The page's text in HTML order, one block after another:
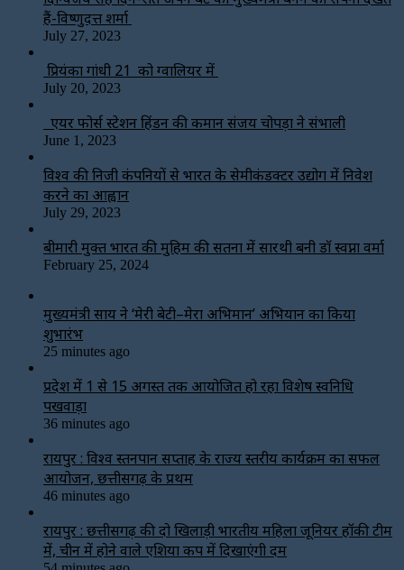
हैं-विष्णुदत्त शर्मा
July 27, 2023
प्रियंका गांधी 21 को ग्वालियर में
July 20, 2023
एयर फोर्स स्टेशन हिंडन की कमान संजय चोपड़ा ने संभाली
June 1, 2023
विश्‍व की निजी कंपनियों से भारत के सेमीकंडक्टर उद्योग में निवेश
करने का आह्वान
July 29, 2023
बीमारी मुक्त भारत की मुहिम की सतना में सारथी बनी डाॅ स्वप्ना वर्मा
February 25, 2024
मुख्यमंत्री साय ने ‘मेरी बेटी–मेरा अभिमान’ अभियान का किया
शुभारंभ
25 minutes ago
प्रदेश में 1 से 15 अगस्त तक आयोजित हो रहा विशेष स्वनिधि
पखवाड़ा
36 minutes ago
रायपुर : विश्व स्तनपान सप्ताह के राज्य स्तरीय कार्यक्रम का सफल
आयोजन, छत्तीसगढ़ के प्रथम
46 minutes ago
रायपुर : छत्तीसगढ़ की दो खिलाड़ी भारतीय महिला जूनियर हॉकी टीम
में, चीन में होने वाले एशिया कप में दिखाएंगी दम